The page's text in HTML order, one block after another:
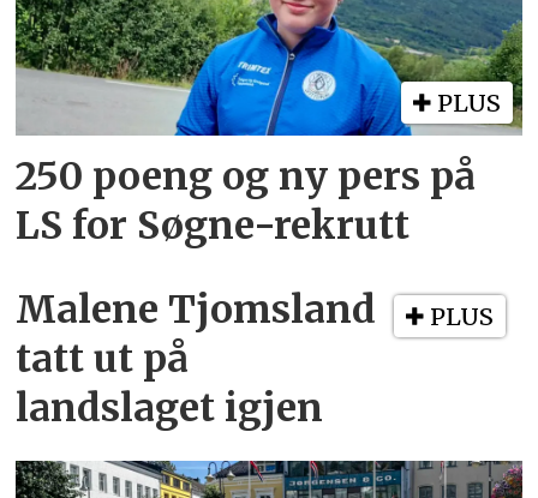
PLUS
250 poeng og ny pers på
LS for Søgne-rekrutt
PLUS
Malene Tjomsland
tatt ut på
landslaget igjen